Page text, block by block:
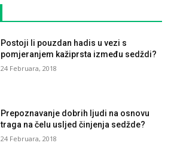
Postoji li pouzdan hadis u vezi s
pomjeranjem kažiprsta između sedždi?
24 Februara, 2018
Prepoznavanje dobrih ljudi na osnovu
traga na čelu usljed činjenja sedžde?
24 Februara, 2018